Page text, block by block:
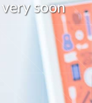
very soon